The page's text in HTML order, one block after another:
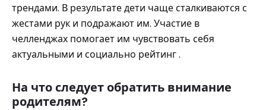
трендами. В результате дети чаще сталкиваются с
жестами рук и подражают им. Участие в
челленджах помогает им чувствовать себя
актуальными и социально рейтинг .
На что следует обратить внимание
родителям?